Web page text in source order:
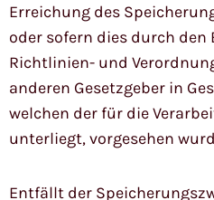
Erreichung des
oder sofern dies durch den
Richtlinien- und
anderen Gesetzgeber in
welchen der für die
unterliegt, vorgesehen
Entfällt der